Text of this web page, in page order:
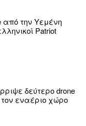
από την Υεμένη
Patriot
δεύτερο drone
εναέριο χώρο